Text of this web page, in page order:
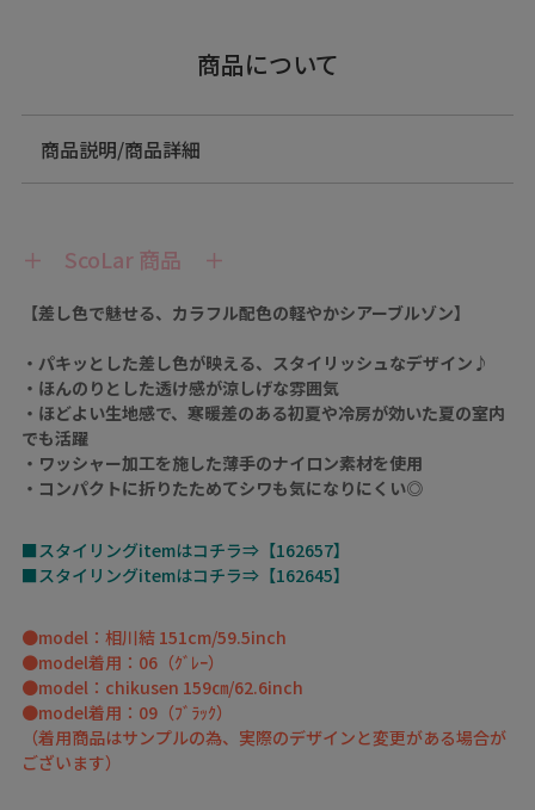
商品について
商品説明/商品詳細
＋ ScoLar 商品 ＋
【差し色で魅せる、カラフル配色の軽やかシアーブルゾン】
・パキッとした差し色が映える、スタイリッシュなデザイン♪
・ほんのりとした透け感が涼しげな雰囲気
・ほどよい生地感で、寒暖差のある初夏や冷房が効いた夏の室内
でも活躍
・ワッシャー加工を施した薄手のナイロン素材を使用
・コンパクトに折りたためてシワも気になりにくい◎
■スタイリングitemはコチラ⇒【162657】
■スタイリングitemはコチラ⇒【162645】
●model：相川結 151cm/59.5inch
●model着用：06（ｸﾞﾚｰ）
●model：chikusen 159㎝/62.6inch
●model着用：09（ﾌﾞﾗｯｸ）
（着用商品はサンプルの為、実際のデザインと変更がある場合が
ございます）